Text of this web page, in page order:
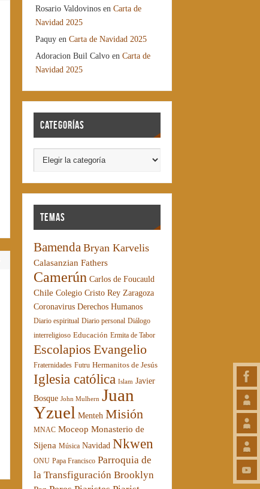
Rosario Valdovinos enCarta de
Navidad 2025
Paquy enCarta de Navidad 2025
Adoracion Buil Calvo enCarta de
Navidad 2025
Categorías
Temas
Bamenda Bryan Karvelis
Calasanzian Fathers
Camerún Carlos de Foucauld
Chile Colegio Cristo Rey Zaragoza
Coronavirus Derechos Humanos
Diario espiritual Diario personal Diálogo
interreligioso Educación Ermita de Tabor
Escolapios Evangelio
Fraternidades Futru Hermanitos de Jesús
Iglesia católica Islam Javier
Bosque John Mulhern Juan
Yzuel Menteh Misión
MNAC Moceop Monasterio de
Sijena Música Navidad Nkwen
ONU Papa Francisco Parroquia de
la Transfiguración Brooklyn